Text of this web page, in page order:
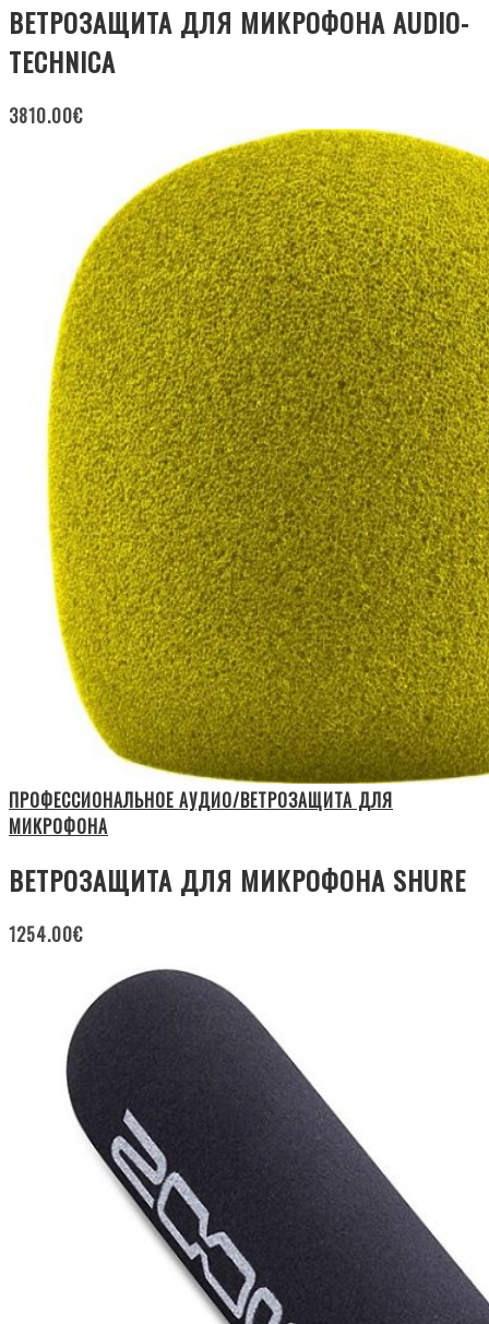
ВЕТРОЗАЩИТА ДЛЯ МИКРОФОНА AUDIO-
TECHNICA
3810.00€
ПРОФЕССИОНАЛЬНОЕ АУДИО/ВЕТРОЗАЩИТА ДЛЯ
МИКРОФОНА
ВЕТРОЗАЩИТА ДЛЯ МИКРОФОНА SHURE
1254.00€